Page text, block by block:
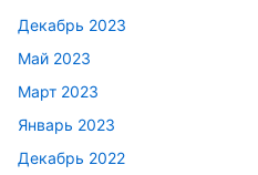
Декабрь 2023
Май 2023
Март 2023
Январь 2023
Декабрь 2022